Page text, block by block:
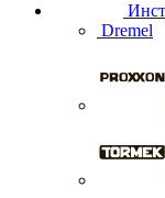
Dremel